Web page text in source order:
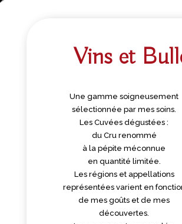
Vins et
Une gamme soigneusement
sélectionnée par mes soins.
Les Cuvées dégustées :
du Cru renommé
à la pépite méconnue
en quantité limitée.
Les régions et appellations
représentées varient en
de mes goûts et de mes
découvertes.